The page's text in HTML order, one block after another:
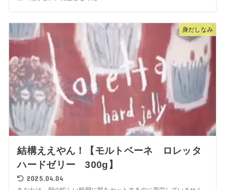
身だしなみ
結構ええやん！【モルトベーネ ロレッタ
ハードゼリー 300g】
2025.04.04